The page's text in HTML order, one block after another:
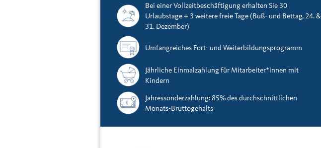
Bei einer Vollzeitbeschäftigung erhalten Sie 30
Urlaubstage + 3 weitere freie Tage (Buß- und Bettag, 24. &
31. Dezember)
Umfangreiches Fort- und Weiterbildungsprogramm
Jährliche Einmalzahlung für Mitarbeiter*innen mit
Kindern
Jahressonderzahlung: 85% des durchschnittlichen
Monats-Bruttogehalts